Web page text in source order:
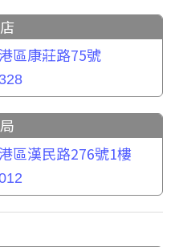
區康莊路75號
區漢民路276號1樓